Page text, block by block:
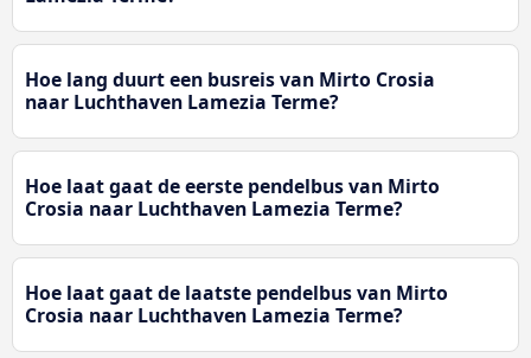
Hoe lang duurt een busreis van Mirto Crosia
naar Luchthaven Lamezia Terme?
Hoe laat gaat de eerste pendelbus van Mirto
Crosia naar Luchthaven Lamezia Terme?
Hoe laat gaat de laatste pendelbus van Mirto
Crosia naar Luchthaven Lamezia Terme?